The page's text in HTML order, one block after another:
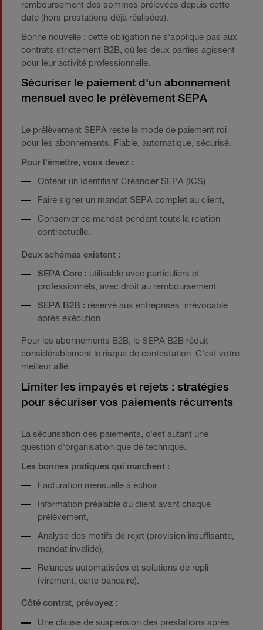
remboursement des sommes prélevées depuis cette
date (hors prestations déjà réalisées).
Bonne nouvelle : cette obligation ne s'applique pas aux
contrats strictement B2B, où les deux parties agissent
pour leur activité professionnelle.
Sécuriser le paiement d'un abonnement
mensuel avec le prélèvement SEPA
Le prélèvement SEPA reste le mode de paiement roi
pour les abonnements. Fiable, automatique, sécurisé.
Pour l'émettre, vous devez :
Obtenir un Identifiant Créancier SEPA (ICS),
Faire signer un mandat SEPA complet au client,
Conserver ce mandat pendant toute la relation
contractuelle.
Deux schémas existent :
SEPA Core : utilisable avec particuliers et
professionnels, avec droit au remboursement.
SEPA B2B : réservé aux entreprises, irrévocable
après exécution.
Pour les abonnements B2B, le SEPA B2B réduit
considérablement le risque de contestation. C'est votre
meilleur allié.
Limiter les impayés et rejets : stratégies
pour sécuriser vos paiements récurrents
La sécurisation des paiements, c'est autant une
question d'organisation que de technique.
Les bonnes pratiques qui marchent :
Facturation mensuelle à échoir,
Information préalable du client avant chaque
prélèvement,
Analyse des motifs de rejet (provision insuffisante,
mandat invalide),
Relances automatisées et solutions de repli
(virement, carte bancaire).
Côté contrat, prévoyez :
Une clause de suspension des prestations après